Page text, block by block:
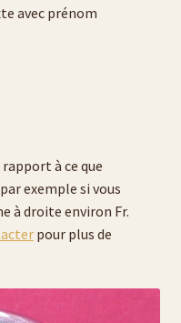
avec prénom
à ce que
exemple si vous
à droite environ Fr.
pour plus de